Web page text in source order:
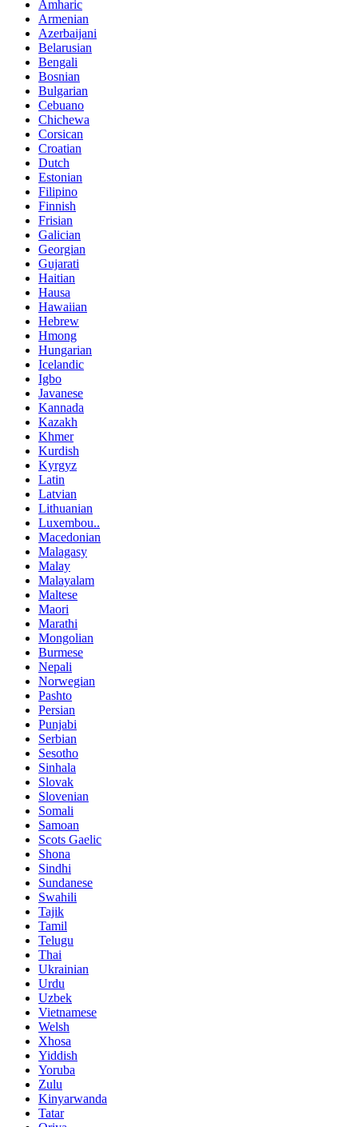
Amharic
Armenian
Azerbaijani
Belarusian
Bengali
Bosnian
Bulgarian
Cebuano
Chichewa
Corsican
Croatian
Dutch
Estonian
Filipino
Finnish
Frisian
Galician
Georgian
Gujarati
Haitian
Hausa
Hawaiian
Hebrew
Hmong
Hungarian
Icelandic
Igbo
Javanese
Kannada
Kazakh
Khmer
Kurdish
Kyrgyz
Latin
Latvian
Lithuanian
Luxembou..
Macedonian
Malagasy
Malay
Malayalam
Maltese
Maori
Marathi
Mongolian
Burmese
Nepali
Norwegian
Pashto
Persian
Punjabi
Serbian
Sesotho
Sinhala
Slovak
Slovenian
Somali
Samoan
Scots Gaelic
Shona
Sindhi
Sundanese
Swahili
Tajik
Tamil
Telugu
Thai
Ukrainian
Urdu
Uzbek
Vietnamese
Welsh
Xhosa
Yiddish
Yoruba
Zulu
Kinyarwanda
Tatar